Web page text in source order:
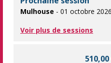
Mulhouse - 01 octobre 2026
Voir plus de sessions